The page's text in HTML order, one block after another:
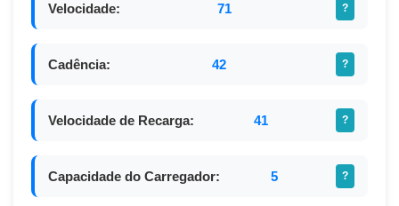
Velocidade: 71 ?
Cadência: 42 ?
Velocidade de Recarga: 41 ?
Capacidade do Carregador: 5 ?